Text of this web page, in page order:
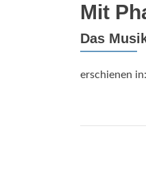
Mit
Das
erschienen in: